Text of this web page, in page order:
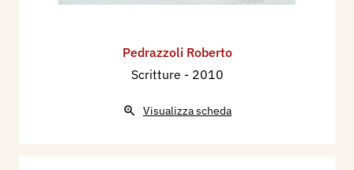
Pedrazzoli Roberto
Scritture - 2010
Visualizza scheda